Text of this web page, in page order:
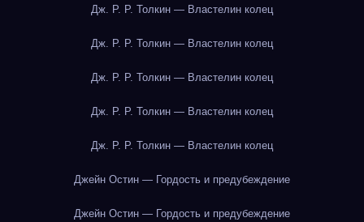
Дж. Р. Р. Толкин — Властелин колец
Дж. Р. Р. Толкин — Властелин колец
Дж. Р. Р. Толкин — Властелин колец
Дж. Р. Р. Толкин — Властелин колец
Дж. Р. Р. Толкин — Властелин колец
Джейн Остин — Гордость и предубеждение
Джейн Остин — Гордость и предубеждение